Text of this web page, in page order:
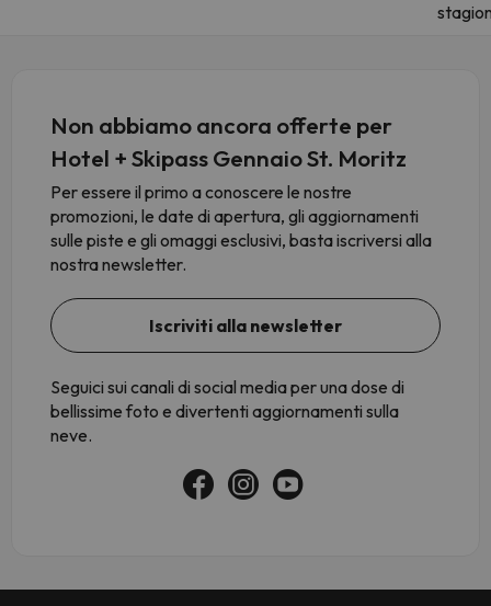
Non abbiamo ancora offerte per
Hotel + Skipass Gennaio St. Moritz
Per essere il primo a conoscere le nostre
promozioni, le date di apertura, gli aggiornamenti
sulle piste e gli omaggi esclusivi, basta iscriversi alla
nostra newsletter.
Iscriviti alla newsletter
Seguici sui canali di social media per una dose di
bellissime foto e divertenti aggiornamenti sulla
neve.